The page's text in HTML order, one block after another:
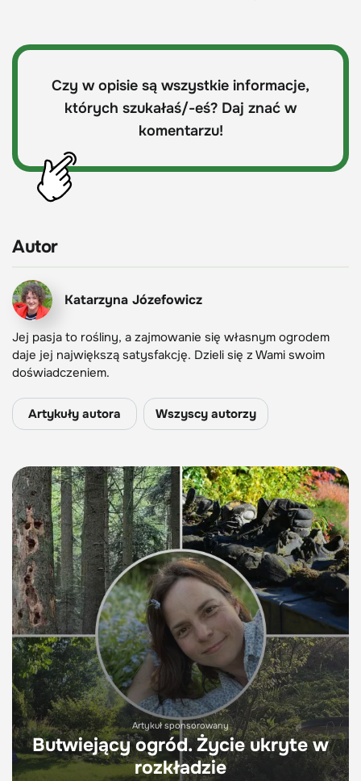
Czy w opisie są wszystkie informacje,
których szukałaś/-eś? Daj znać w
komentarzu!
Autor
Katarzyna Józefowicz
Jej pasja to rośliny, a zajmowanie się własnym ogrodem
daje jej największą satysfakcję. Dzieli się z Wami swoim
doświadczeniem.
Artykuły autora Wszyscy autorzy
Artykuł sponsorowany
Butwiejący ogród. Życie ukryte w
rozkładzie